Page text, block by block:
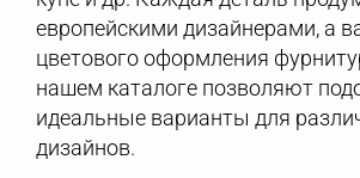
европейскими дизайнерами, а
цветового оформления
нашем каталоге позволяют
идеальные варианты для
дизайнов.